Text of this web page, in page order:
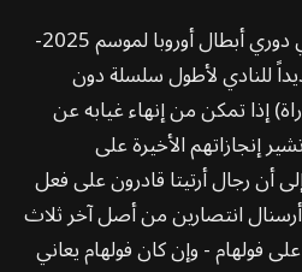
لم يتلقَ أرسنال أي هزيمة في دوري أبطال أوروبا لموسم 2025-
للنادي لأطول سلسلة دون
المسابقة (14 مباراة) إذا تمكن من إنهاء غيابه عن
دام 20 عاماً، وتشير إنجازاتهم الأخيرة على
أن رجال أرتيتا قادرون على فعل
انتصارين من أصل آخر ثلاث
مباريات له بفوز روتيني 3-0 على فولهام - وإن كان فولهام يعاني